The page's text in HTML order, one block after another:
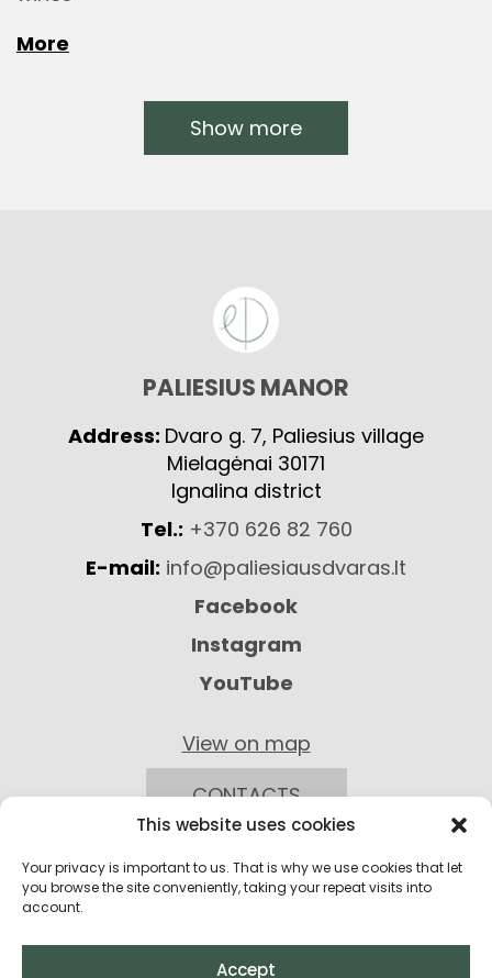
This website uses cookies
Your privacy is important to us. That is why we use cookies that let
you browse the site conveniently, taking your repeat visits into
account.
Accept
More
Show more
PALIESIUS MANOR
Address: Dvaro g. 7, Paliesius village
Mielagėnai 30171
Ignalina district
Tel.: +370 626 82 760
E-mail: info@paliesiausdvaras.lt
Facebook
Instagram
YouTube
View on map
CONTACTS